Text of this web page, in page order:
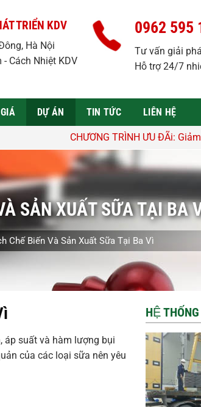
TRIỂN KDV
Hà Nội
Cách Nhiệt KDV
0962 595
Tư vấn giải
Hỗ trợ 24/7
DỰ ÁN TIN TỨC LIÊN HỆ
TRÌNH ƯU ĐÃi: Giảm giá 10% tất cả
SẢN XUẤT SỮA TẠI BA
Chế Biến Và Sản Xuất Sữa Tại Ba Vì
áp suất và hàm lượng bụi
của các loại sữa nên yêu
HỆ